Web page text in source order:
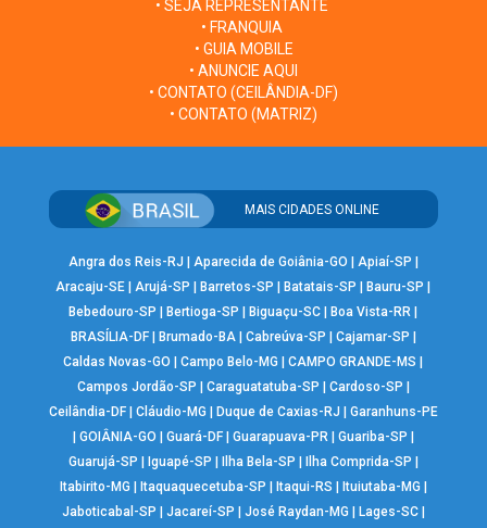
• SEJA REPRESENTANTE
• FRANQUIA
• GUIA MOBILE
• ANUNCIE AQUI
• CONTATO (CEILÂNDIA-DF)
• CONTATO (MATRIZ)
MAIS CIDADES ONLINE
Angra dos Reis-RJ Aparecida de Goiânia-GO Apiaí-SP
Aracaju-SE |Arujá-SP Barretos-SP Batatais-SP Bauru-SP
Bebedouro-SP
Bertioga-SP Biguaçu-SC Boa Vista-RR
BRASÍLIA-DF| Brumado-BA| Cabreúva-SP Cajamar-SP
Caldas Novas-GO
|Campo Belo-MG |CAMPO GRANDE-MS
Campos Jordão-SP
Caraguatatuba-SP Cardoso-SP
Ceilândia-DF| Cláudio-MG Duque de Caxias-RJ
Garanhuns-PE
GOIÂNIA-GO Guará-DF| Guarapuava-PR| Guariba-SP
Guarujá-SP
Iguapé-SP Ilha Bela-SP Ilha Comprida-SP
Itabirito-MG
Itaquaquecetuba-SP Itaqui-RS Ituiutaba-MG
Jaboticabal-SP
Jacareí-SP José Raydan-MG Lages-SC|